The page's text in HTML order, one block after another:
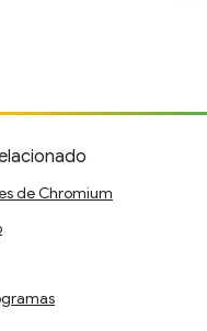
de Chromium